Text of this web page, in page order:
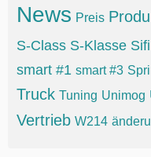
News Preis
S-Class S-Klasse Sifi
smart #1 smart #3
Truck Tuning Unimog
Vertrieb W214